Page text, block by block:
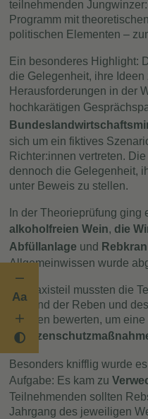
Aa
teilnehmenden
Programm mit
politischen Elementen –
Ein besonderes Highlight:
die Gelegenheit, ihre
Herausforderungen in der
hochkarätigen
sich um ein fiktives
Richter:innen vertreten.
dennoch die Gelegenheit,
unter Beweis zu stellen.
In der Theorieprüfung
alkoholfreien Wein, die
Abfüllanlage und
Allgemeinwissen wurde
Im Praxisteil mussten die
Zustand der Reben und
Ihringen bewerten, um
Besonders knifflig wurde
Aufgabe: Es kam zu
Teilnehmenden sollten
Jahrgang des jeweiligen